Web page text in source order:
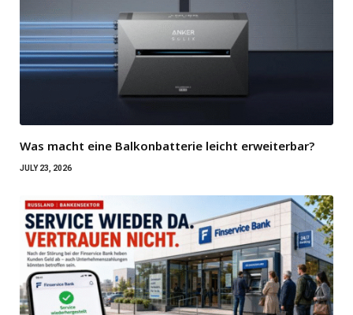
Was macht eine Balkonbatterie leicht erweiterbar?
JULY 23, 2026